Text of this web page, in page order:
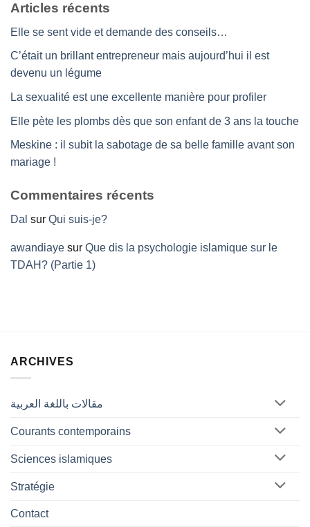
Articles récents
Elle se sent vide et demande des conseils…
C’était un brillant entrepreneur mais aujourd’hui il est
devenu un légume
La sexualité est une excellente manière pour profiler
Elle pète les plombs dès que son enfant de 3 ans la touche
Meskine : il subit la sabotage de sa belle famille avant son
mariage !
Commentaires récents
Dal sur Qui suis-je?
awandiaye sur Que dis la psychologie islamique sur le
TDAH? (Partie 1)
ARCHIVES
مقالات باللغة العربية
Courants contemporains
Sciences islamiques
Stratégie
Contact